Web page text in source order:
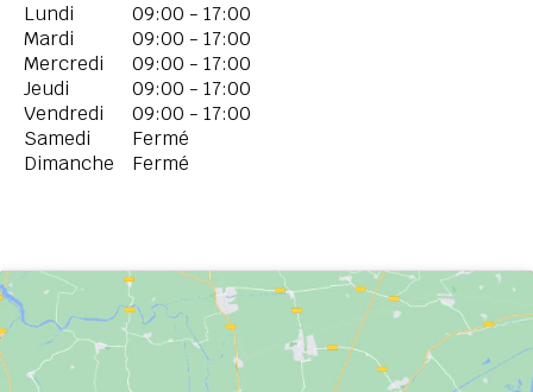
Lundi
09:00 - 17:00
Mardi
09:00 - 17:00
Mercredi
09:00 - 17:00
Jeudi
09:00 - 17:00
Vendredi
09:00 - 17:00
Samedi
Fermé
Dimanche
Fermé